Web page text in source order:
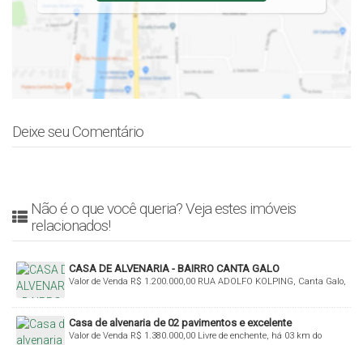
Deixe seu Comentário
Não é o que você queria? Veja estes imóveis
relacionados!
CASA DE ALVENARIA - BAIRRO CANTA GALO
R$ 1.200.000,00
Valor de Venda
RUA ADOLFO KOLPING, Canta Galo,
Casa de alvenaria de 02 pavimentos e excelente
acabamento! R$ 1.380.000,00
Valor de Venda
Livre de enchente, há 03 km do